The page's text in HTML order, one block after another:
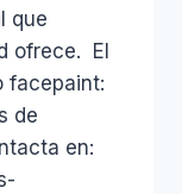
que
ofrece. El
facepaint:
de
en: